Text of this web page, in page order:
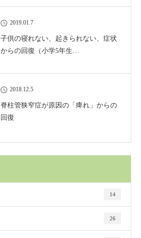
2019.01.7
子供の寝れない、起きられない、症状
からの回復（小学5年生…
2018.12.5
脊柱管狭窄症が原因の「痺れ」からの
回復
14
26